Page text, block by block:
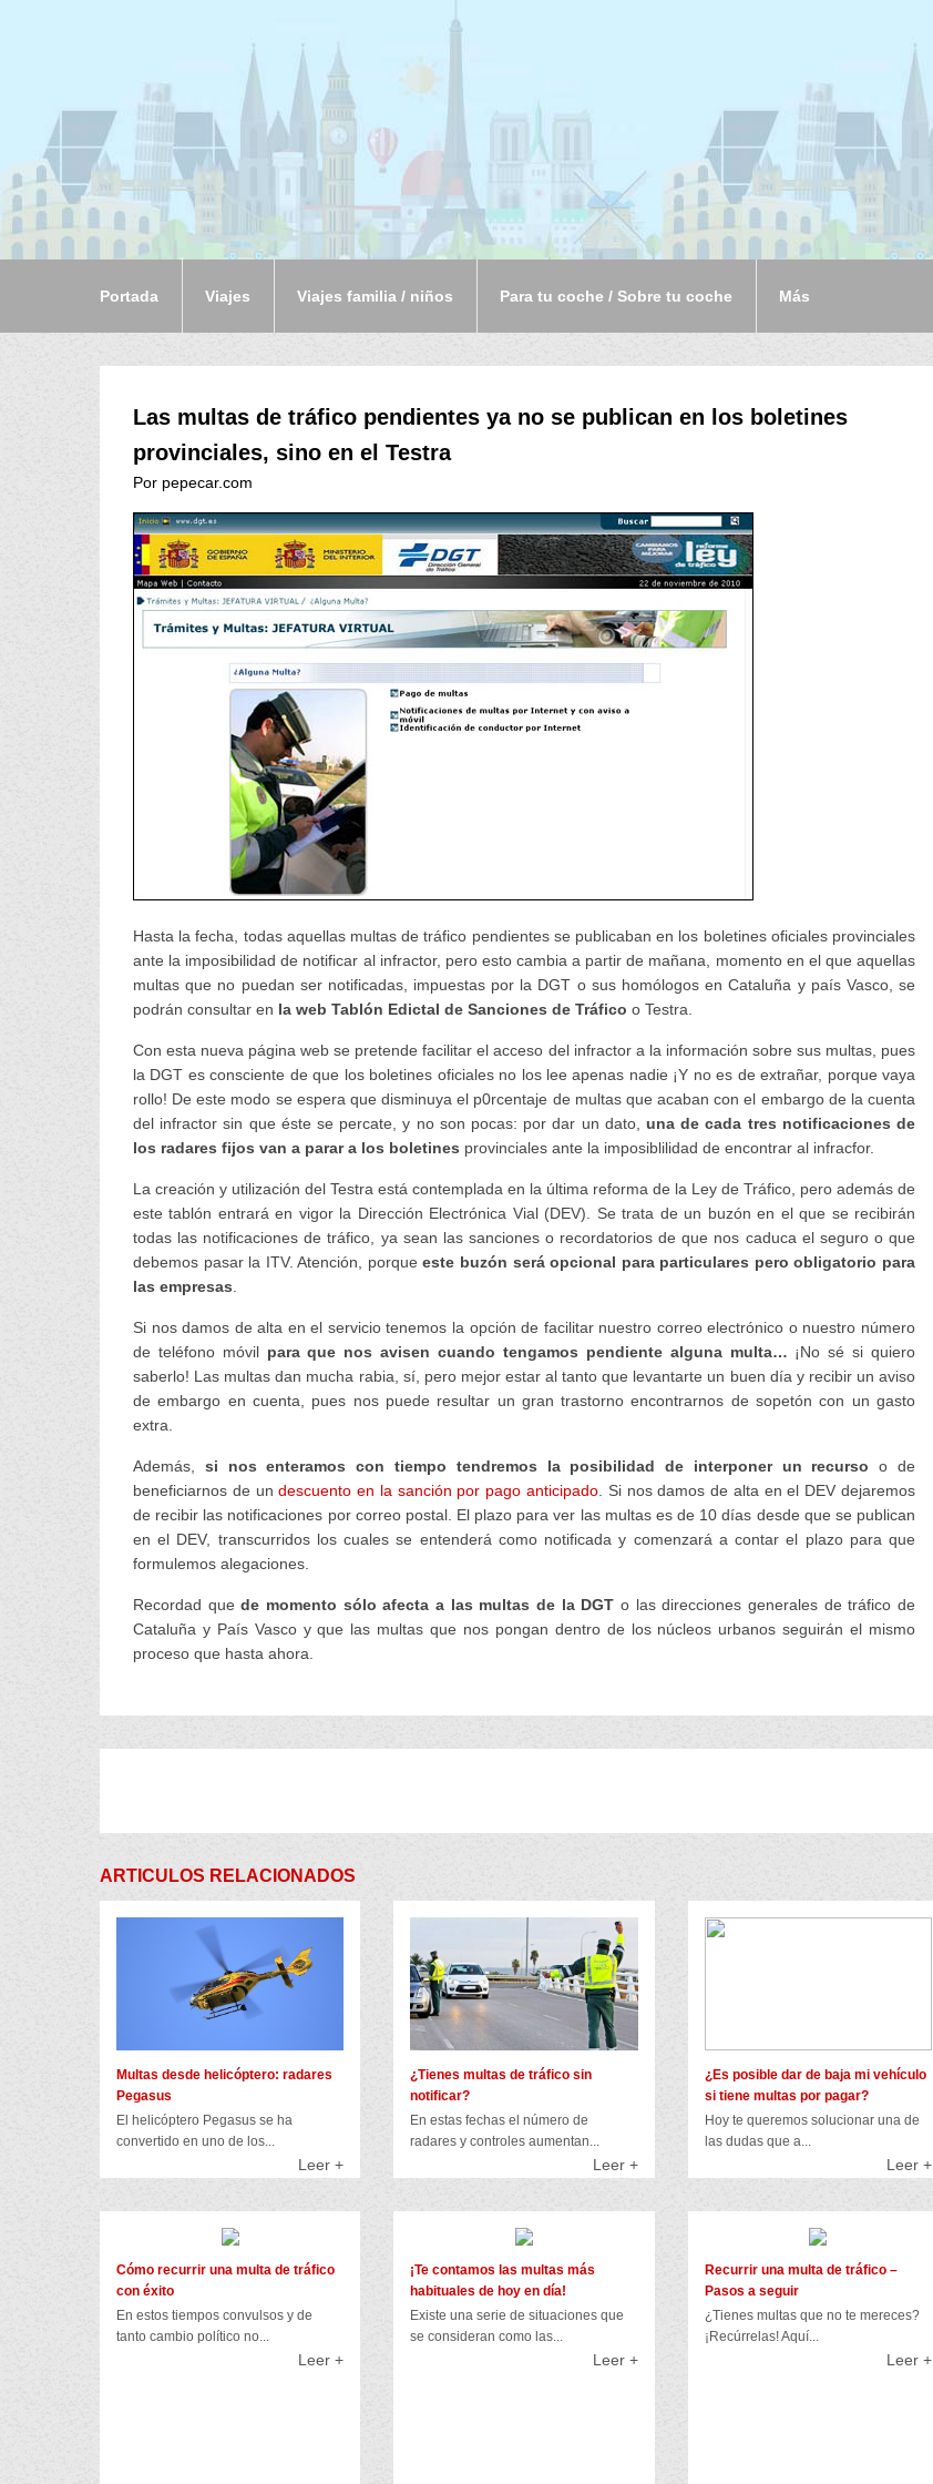
Portada Viajes Viajes familia / niños Para tu coche / Sobre tu coche Más
Las multas de tráfico pendientes ya no se publican en los boletines
provinciales, sino en el Testra
Por pepecar.com
Hasta la fecha, todas aquellas multas de tráfico pendientes se publicaban en los boletines oficiales provinciales
ante la imposibilidad de notificar al infractor, pero esto cambia a partir de mañana, momento en el que aquellas
multas que no puedan ser notificadas, impuestas por la DGT o sus homólogos en Cataluña y país Vasco, se
podrán consultar en la web Tablón Edictal de Sanciones de Tráfico o Testra.
Con esta nueva página web se pretende facilitar el acceso del infractor a la información sobre sus multas, pues
la DGT es consciente de que los boletines oficiales no los lee apenas nadie ¡Y no es de extrañar, porque vaya
rollo! De este modo se espera que disminuya el p0rcentaje de multas que acaban con el embargo de la cuenta
del infractor sin que éste se percate, y no son pocas: por dar un dato, una de cada tres notificaciones de
los radares fijos van a parar a los boletines provinciales ante la imposiblilidad de encontrar al infracfor.
La creación y utilización del Testra está contemplada en la última reforma de la Ley de Tráfico, pero además de
este tablón entrará en vigor la Dirección Electrónica Vial (DEV). Se trata de un buzón en el que se recibirán
todas las notificaciones de tráfico, ya sean las sanciones o recordatorios de que nos caduca el seguro o que
debemos pasar la ITV. Atención, porqueeste buzón será opcional para particulares pero obligatorio para
las empresas
Si nos damos de alta en el servicio tenemos la opción de facilitar nuestro correo electrónico o nuestro número
de teléfono móvil para que nos avisen cuando tengamos pendiente alguna multa… ¡No sé si quiero
saberlo! Las multas dan mucha rabia, sí, pero mejor estar al tanto que levantarte un buen día y recibir un aviso
de embargo en cuenta, pues nos puede resultar un gran trastorno encontrarnos de sopetón con un gasto
extra.
Además, si nos enteramos con tiempo tendremos la posibilidad de interponer un recurso o de
beneficiarnos de undescuento en la sanción por pago anticipado . Si nos damos de alta en el DEV dejaremos
de recibir las notificaciones por correo postal. El plazo para ver las multas es de 10 días desde que se publican
en el DEV, transcurridos los cuales se entenderá como notificada y comenzará a contar el plazo para que
formulemos alegaciones.
Recordad que de momento sólo afecta a las multas de la DGT o las direcciones generales de tráfico de
Cataluña y País Vasco y que las multas que nos pongan dentro de los núcleos urbanos seguirán el mismo
proceso que hasta ahora.
ARTICULOS RELACIONADOS
Multas desde helicóptero: radares
Pegasus
El helicóptero Pegasus se ha
convertido en uno de los...
Leer +
¿Tienes multas de tráfico sin
notificar?
En estas fechas el número de
radares y controles aumentan...
Leer +
¿Es posible dar de baja mi vehículo
si tiene multas por pagar?
Hoy te queremos solucionar una de
las dudas que a...
Leer +
Cómo recurrir una multa de tráfico
con éxito
En estos tiempos convulsos y de
tanto cambio político no...
Leer +
¡Te contamos las multas más
habituales de hoy en día!
Existe una serie de situaciones que
se consideran como las...
Leer +
Recurrir una multa de tráfico –
Pasos a seguir
¿Tienes multas que no te mereces?
¡Recúrrelas! Aquí...
Leer +